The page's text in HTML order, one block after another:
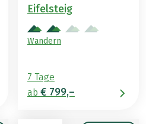
Eifelsteig
Wandern
7 Tage
ab € 799,–